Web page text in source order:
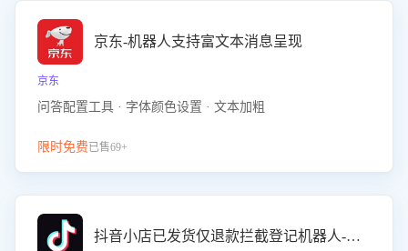
京东-机器人支持富文本消息呈现
京东
问答配置工具 · 字体颜色设置 · 文本加粗
限时免费已售69+
抖音小店已发货仅退款拦截登记机器人-八爪鱼